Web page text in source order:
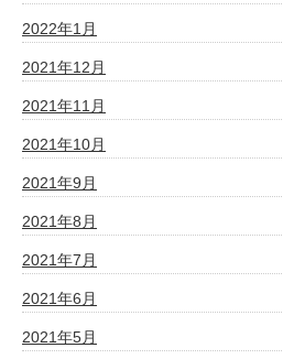
2022年1月
2021年12月
2021年11月
2021年10月
2021年9月
2021年8月
2021年7月
2021年6月
2021年5月